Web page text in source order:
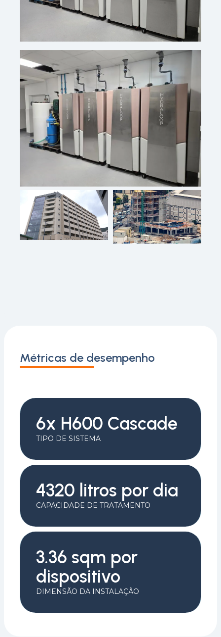
Métricas de desempenho
6x H600 Cascade
TIPO DE SISTEMA
4320 litros por dia
CAPACIDADE DE TRATAMENTO
3.36 sqm por
dispositivo
DIMENSÃO DA INSTALAÇÃO